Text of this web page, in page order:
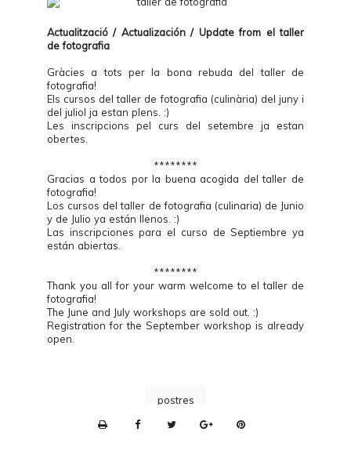
Actualització / Actualización / Update from eltaller
de fotografia
Gràcies a tots per la bona rebuda del taller de
fotografia!
Els cursos del taller de fotografia (culinària) del juny i
del juliol ja estan plens. :)
Les inscripcions pel curs del setembre ja estan
obertes.
********
Gracias a todos por la buena acogida del taller de
fotografia!
Los cursos del taller de fotografia (culinaria) de Junio
y de Julio ya están llenos. :)
Las inscripciones para el curso de Septiembre ya
están abiertas.
********
Thank you all for your warm welcome to el taller de
fotografia!
The June and July workshops are sold out. :)
Registration for the September workshop is already
open.
postres